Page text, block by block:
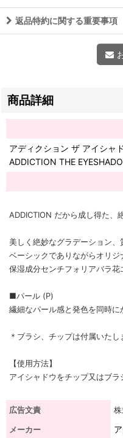
返品特約に関する重要事項
商品詳細
アディクション ザ アイシャ
ADDICTION THE
ADDICTION だから成し得た、
美しく絶妙なグラデーション、
ベーシックでありながらオリジ
保湿成分センチフォリアバラ花
■パール (P)
繊細なパール感と発色を同時に
＊ブラシ、チップは付属いたし
【使用方法】
アイシャドウをチップ又はブラ
広告文責
メーカー